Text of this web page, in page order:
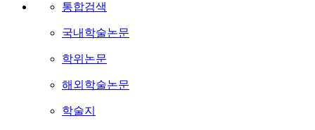
통합검색
국내학술논문
학위논문
해외학술논문
학술지